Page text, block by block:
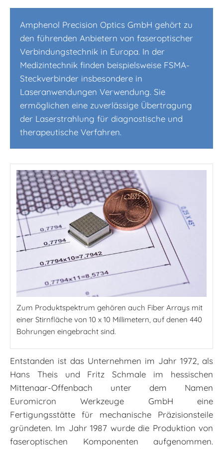
Amphenol Precision Optics GmbH gehört zu
den führenden Anbietern von faseroptischer
Verbindungstechnik in Europa. In der
Medizintechnik finden beispielsweise FSMA-
Steckverbinder insbesondere in
Laseranwendungen Verwendung. Sie
ermöglichen eine zuverlässige Übertragung
der Laserstrahlung für diagnostische und
therapeutische Verfahren.
Zum Produktspektrum gehören auch Fiber Arrays mit
einer Stirnfläche von 10 x 10 Millimetern, auf denen 440
Bohrungen eingebracht sind.
Entstanden ist das Unternehmen im Jahr 1972, als
Hans Theis und Fritz Schmale im hessischen
Mittenaar-Offenbach unter dem Namen
Euromicron Werkzeuge GmbH eine
Fertigungsstätte für mechanische Präzisionsteile
gründeten. Im Jahr 1987 wurde die Produktion von
faseroptischen Komponenten aufgenommen.